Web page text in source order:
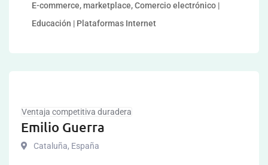
E-commerce, marketplace, Comercio electrónico |
Educación | Plataformas Internet
Ventaja competitiva duradera
Emilio Guerra
Cataluña, España